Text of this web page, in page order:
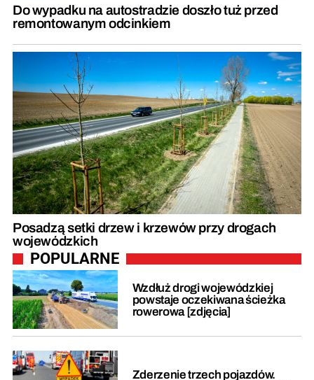
Do wypadku na autostradzie doszło tuż przed
remontowanym odcinkiem
Posadzą setki drzew i krzewów przy drogach
wojewódzkich
POPULARNE
Wzdłuż drogi wojewódzkiej
powstaje oczekiwana ścieżka
rowerowa [zdjęcia]
Zderzenie trzech pojazdów.